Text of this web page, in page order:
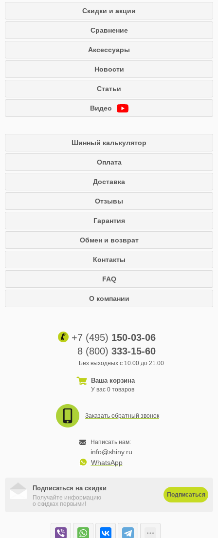
Скидки и акции
Сравнение
Аксессуары
Новости
Статьи
Видео
Шинный калькулятор
Оплата
Доставка
Отзывы
Гарантия
Обмен и возврат
Контакты
FAQ
О компании
+7 (495) 150-03-06
8 (800) 333-15-60
Без выходных с 10:00 до 21:00
Ваша корзина
У вас 0 товаров
Заказать обратный звонок
Написать нам:
info@shiny.ru
WhatsApp
Подписаться на скидки
Получайте информацию
о скидках первыми!
Подписаться